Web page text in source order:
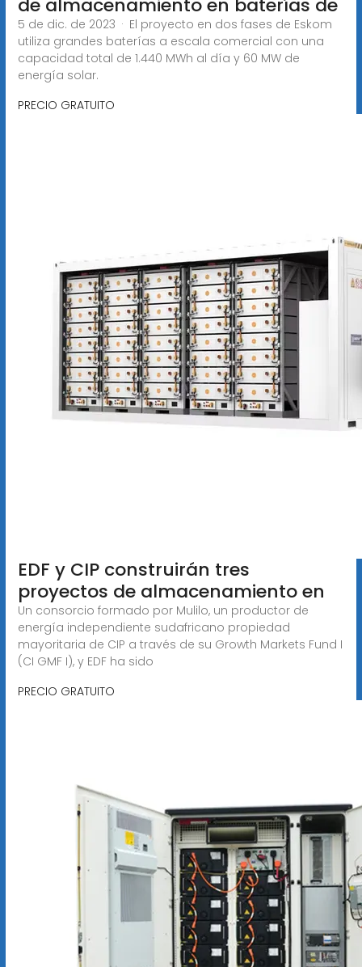
de almacenamiento en baterías de
5 de dic. de 2023 · El proyecto en dos fases de Eskom
utiliza grandes baterías a escala comercial con una
capacidad total de 1.440 MWh al día y 60 MW de
energía solar.
PRECIO GRATUITO
EDF y CIP construirán tres
proyectos de almacenamiento en
Un consorcio formado por Mulilo, un productor de
energía independiente sudafricano propiedad
mayoritaria de CIP a través de su Growth Markets Fund I
(CI GMF I), y EDF ha sido
PRECIO GRATUITO